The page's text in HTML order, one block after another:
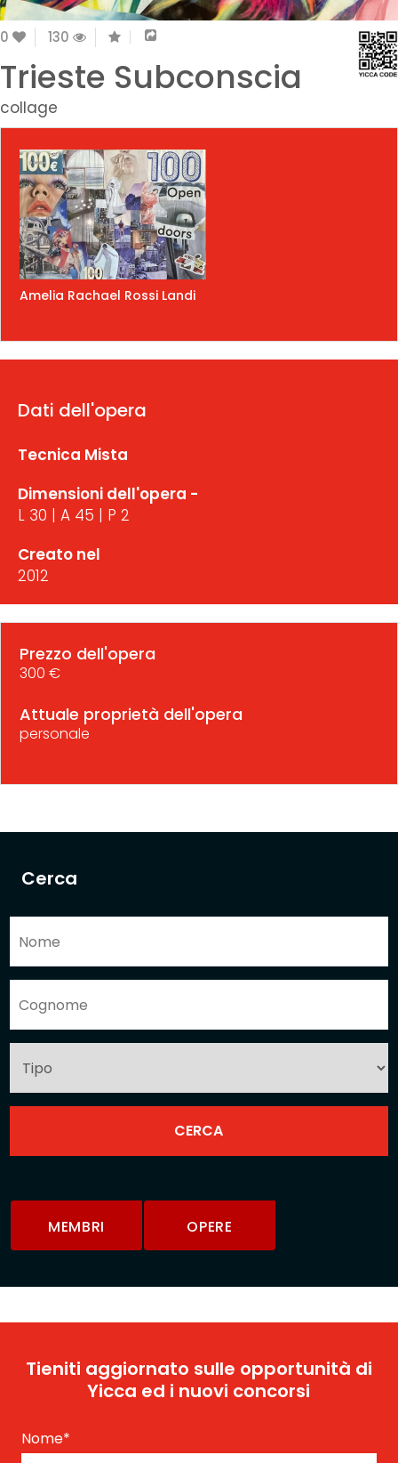
Cerca
MEMBRI OPERE
0 130
Trieste Subconscia
collage
Amelia Rachael Rossi Landi
Dati dell'opera
Tecnica Mista
Dimensioni dell'opera -
L 30 | A 45 | P 2
Creato nel
2012
Prezzo dell'opera
300 €
Attuale proprietà dell'opera
personale
Tieniti aggiornato sulle opportunità di
Yicca ed i nuovi concorsi
Nome*